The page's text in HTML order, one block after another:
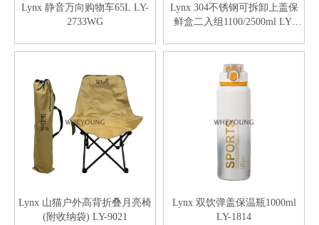
Lynx 静音万向购物车65L LY-
2733WG
Lynx 304不锈钢可拆卸上盖保
鲜盒二入组1100/2500ml LY-
Lynx 山猫户外高背折叠月亮椅
(附收纳袋) LY-9021
Lynx 双饮弹盖保温瓶1000ml
LY-1814